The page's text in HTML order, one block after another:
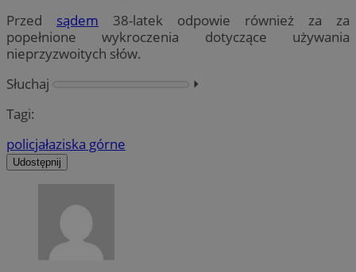
Przed sądem 38-latek odpowie również za za
popełnione wykroczenia dotyczące używania
nieprzyzwoitych słów.
Słuchaj
⏵︎
Tagi:
policjałaziska górne
Udostępnij